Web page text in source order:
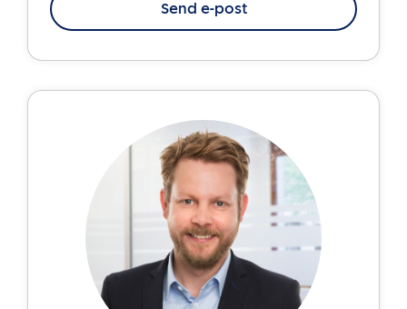
Send e-post